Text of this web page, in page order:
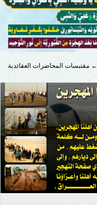
← مقتبسات المحاضرات العقائدية